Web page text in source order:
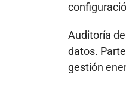
Auditoría
datos.
gestión